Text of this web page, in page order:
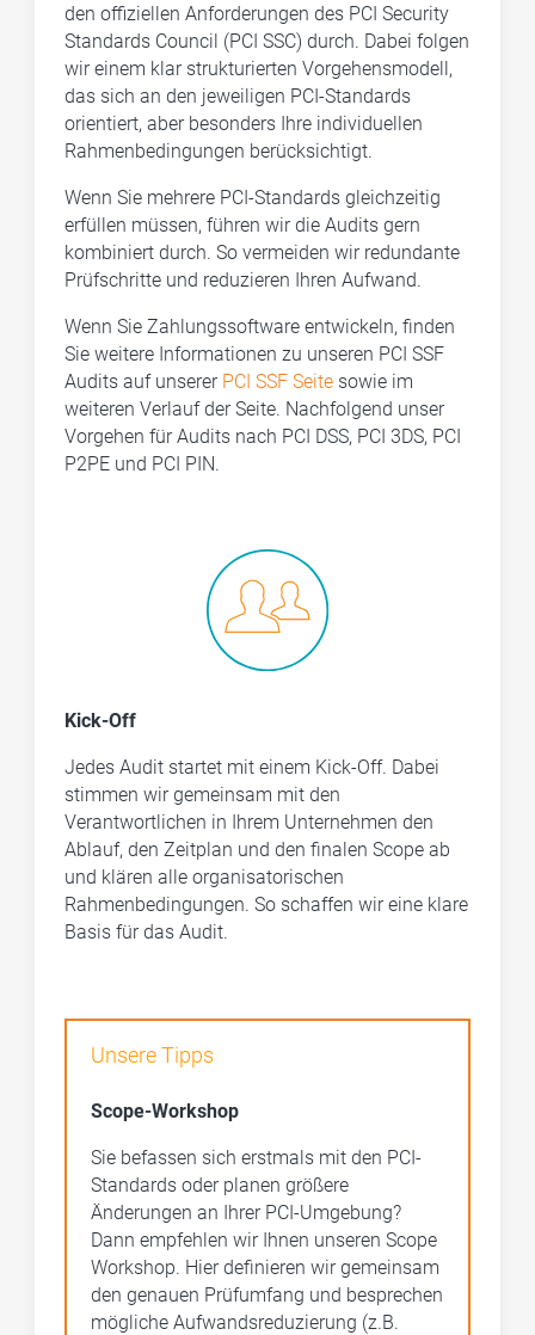
den offiziellen Anforderungen des PCI Security
Standards Council (PCI SSC) durch. Dabei folgen
wir einem klar strukturierten Vorgehensmodell,
das sich an den jeweiligen PCI-Standards
orientiert, aber besonders Ihre individuellen
Rahmenbedingungen berücksichtigt.
Wenn Sie mehrere PCI-Standards gleichzeitig
erfüllen müssen, führen wir die Audits gern
kombiniert durch. So vermeiden wir redundante
Prüfschritte und reduzieren Ihren Aufwand.
Wenn Sie Zahlungssoftware entwickeln, finden
Sie weitere Informationen zu unseren PCI SSF
Audits auf unsererPCI SSF Seite sowie im
weiteren Verlauf der Seite. Nachfolgend unser
Vorgehen für Audits nach PCI DSS, PCI 3DS, PCI
P2PE und PCI PIN.
Kick-Off
Jedes Audit startet mit einem Kick-Off. Dabei
stimmen wir gemeinsam mit den
Verantwortlichen in Ihrem Unternehmen den
Ablauf, den Zeitplan und den finalen Scope ab
und klären alle organisatorischen
Rahmenbedingungen. So schaffen wir eine klare
Basis für das Audit.
Unsere Tipps
Scope-Workshop
Sie befassen sich erstmals mit den PCI-
Standards oder planen größere
Änderungen an Ihrer PCI-Umgebung?
Dann empfehlen wir Ihnen unseren Scope
Workshop. Hier definieren wir gemeinsam
den genauen Prüfumfang und besprechen
mögliche Aufwandsreduzierung (z.B.